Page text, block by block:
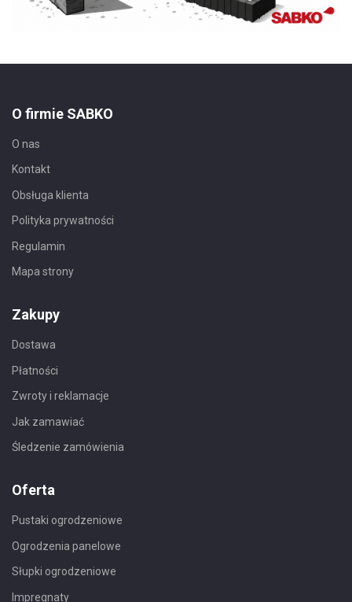
O firmie SABKO
O nas
Kontakt
Obsługa klienta
Polityka prywatności
Regulamin
Mapa strony
Zakupy
Dostawa
Płatności
Zwroty i reklamacje
Jak zamawiać
Śledzenie zamówienia
Oferta
Pustaki ogrodzeniowe
Ogrodzenia panelowe
Słupki ogrodzeniowe
Impregnaty